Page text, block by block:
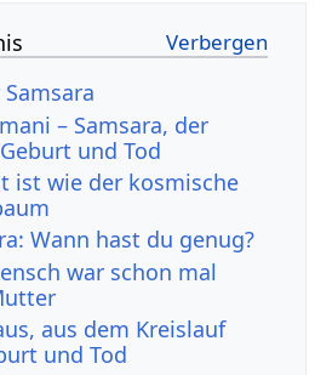
– Samsara, der
und Tod
ist wie der kosmische
Wann hast du genug?
war schon mal
aus dem Kreislauf
und Tod